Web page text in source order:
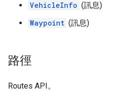
VehicleInfo (訊息)
Waypoint (訊息)
路徑
Routes API。